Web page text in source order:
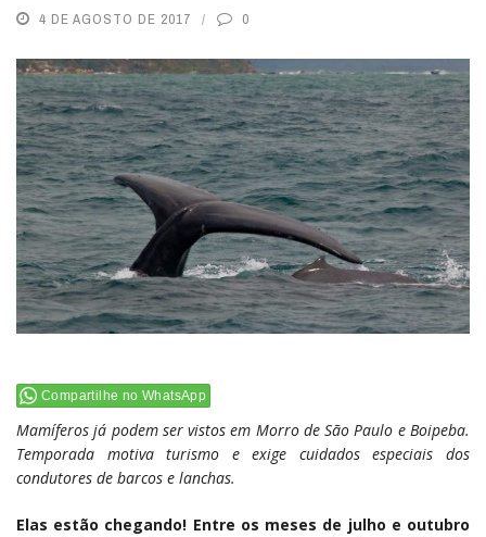
4 DE AGOSTO DE 2017 0
Compartilhe no WhatsApp
Mamíferos já podem ser vistos em Morro de São Paulo e Boipeba.
Temporada motiva turismo e exige cuidados especiais dos
condutores de barcos e lanchas.
Elas estão chegando! Entre os meses de julho e outubro